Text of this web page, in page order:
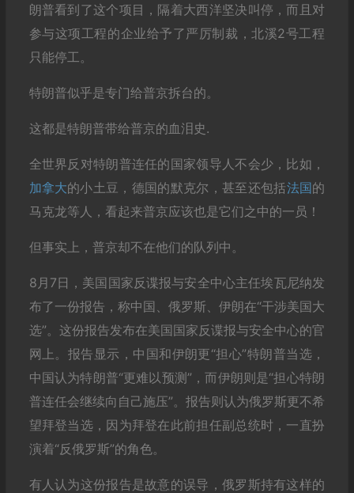
朗普看到了这个项目，隔着大西洋坚决叫停，而且对
参与这项工程的企业给予了严厉制裁，北溪2号工程
只能停工。
特朗普似乎是专门给普京拆台的。
这都是特朗普带给普京的血泪史.
全世界反对特朗普连任的国家领导人不会少，比如，
加拿大的小土豆，德国的默克尔，甚至还包括法国的
马克龙等人，看起来普京应该也是它们之中的一员！
但事实上，普京却不在他们的队列中。
8月7日，美国国家反谍报与安全中心主任埃瓦尼纳发
布了一份报告，称中国、俄罗斯、伊朗在“干涉美国大
选”。这份报告发布在美国国家反谍报与安全中心的官
网上。报告显示，中国和伊朗更“担心”特朗普当选，
中国认为特朗普“更难以预测”，而伊朗则是“担心特朗
普连任会继续向自己施压”。报告则认为俄罗斯更不希
望拜登当选，因为拜登在此前担任副总统时，一直扮
演着“反俄罗斯”的角色。
有人认为这份报告是故意的误导，俄罗斯持有这样的